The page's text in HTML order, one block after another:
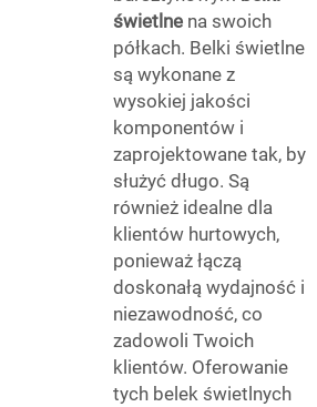
świetlne na swoich
półkach. Belki świetlne
są wykonane z
wysokiej jakości
komponentów i
zaprojektowane tak, by
służyć długo. Są
również idealne dla
klientów hurtowych,
ponieważ łączą
doskonałą wydajność i
niezawodność, co
zadowoli Twoich
klientów. Oferowanie
tych belek świetlnych